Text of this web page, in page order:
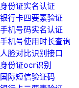
身份证实名认证
银行卡四要素验证
手机号码实名认证
手机号使用时长查询
人脸对比识别接口
身份证ocr识别
国际短信验证码